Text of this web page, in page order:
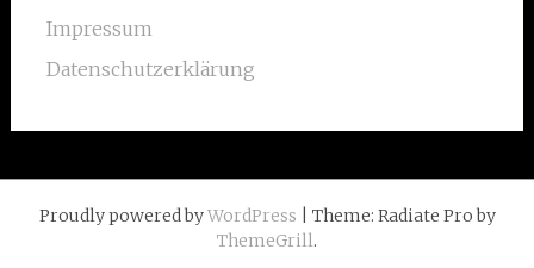
Impressum
Datenschutzerklärung
Proudly powered byWordPress | Theme: Radiate Pro by
ThemeGrill.